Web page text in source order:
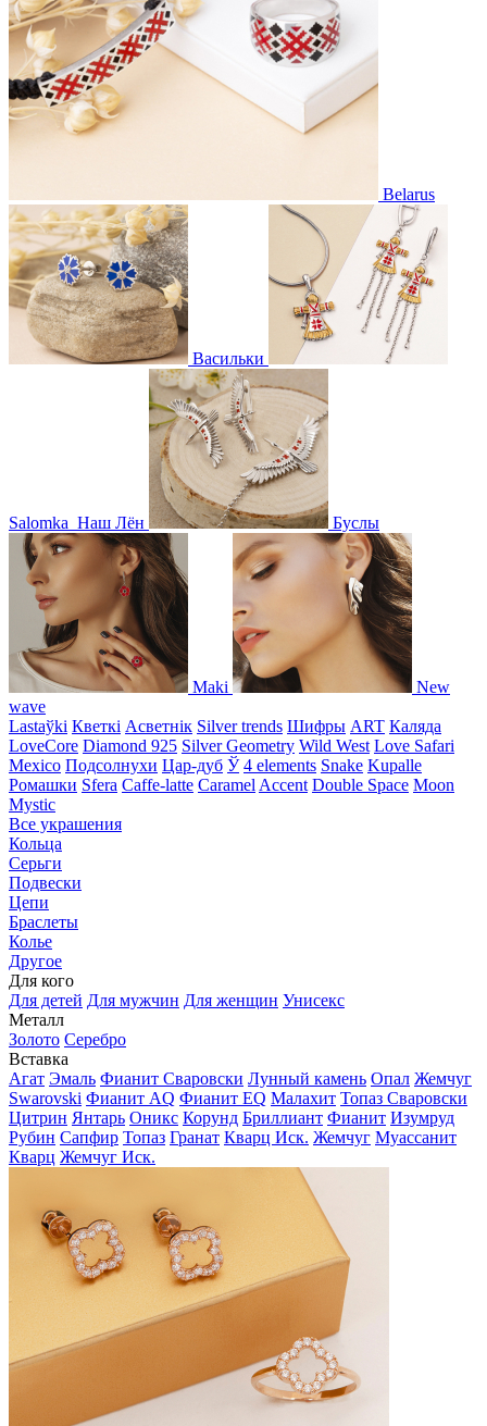
Belarus
Васильки
Salomka Наш Лён Буслы
Maki
New
wave
Lastaўki Кветкі Асветнiк Silver trends Шифры ART Каляда
LoveCore Diamond 925 Silver Geometry Wild West Love Safari
Mexico Подсолнухи Цар-дуб Ў 4 elements Snake Kupalle
Ромашки Sfera Caffe-latte Caramel Accent Double Space Moon
Mystic
Все украшения
Кольца
Серьги
Подвески
Цепи
Браслеты
Колье
Другое
Для кого
Для детей Для мужчин Для женщин Унисекс
Металл
Золото Серебро
Вставка
Агат Эмаль Фианит Сваровски Лунный камень Опал Жемчуг
Swarovski Фианит AQ Фианит EQ Малахит Топаз Сваровски
Цитрин Янтарь Оникс Корунд Бриллиант Фианит Изумруд
Рубин Сапфир Топаз Гранат Кварц Иск. Жемчуг Муассанит
Кварц Жемчуг Иск.